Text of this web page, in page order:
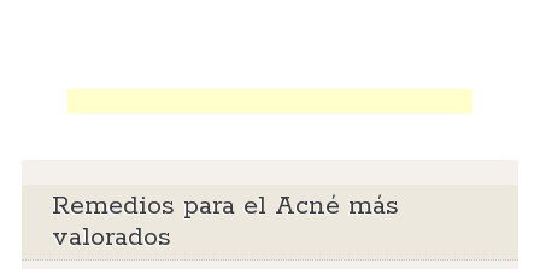
Remedios para el Acné más
valorados